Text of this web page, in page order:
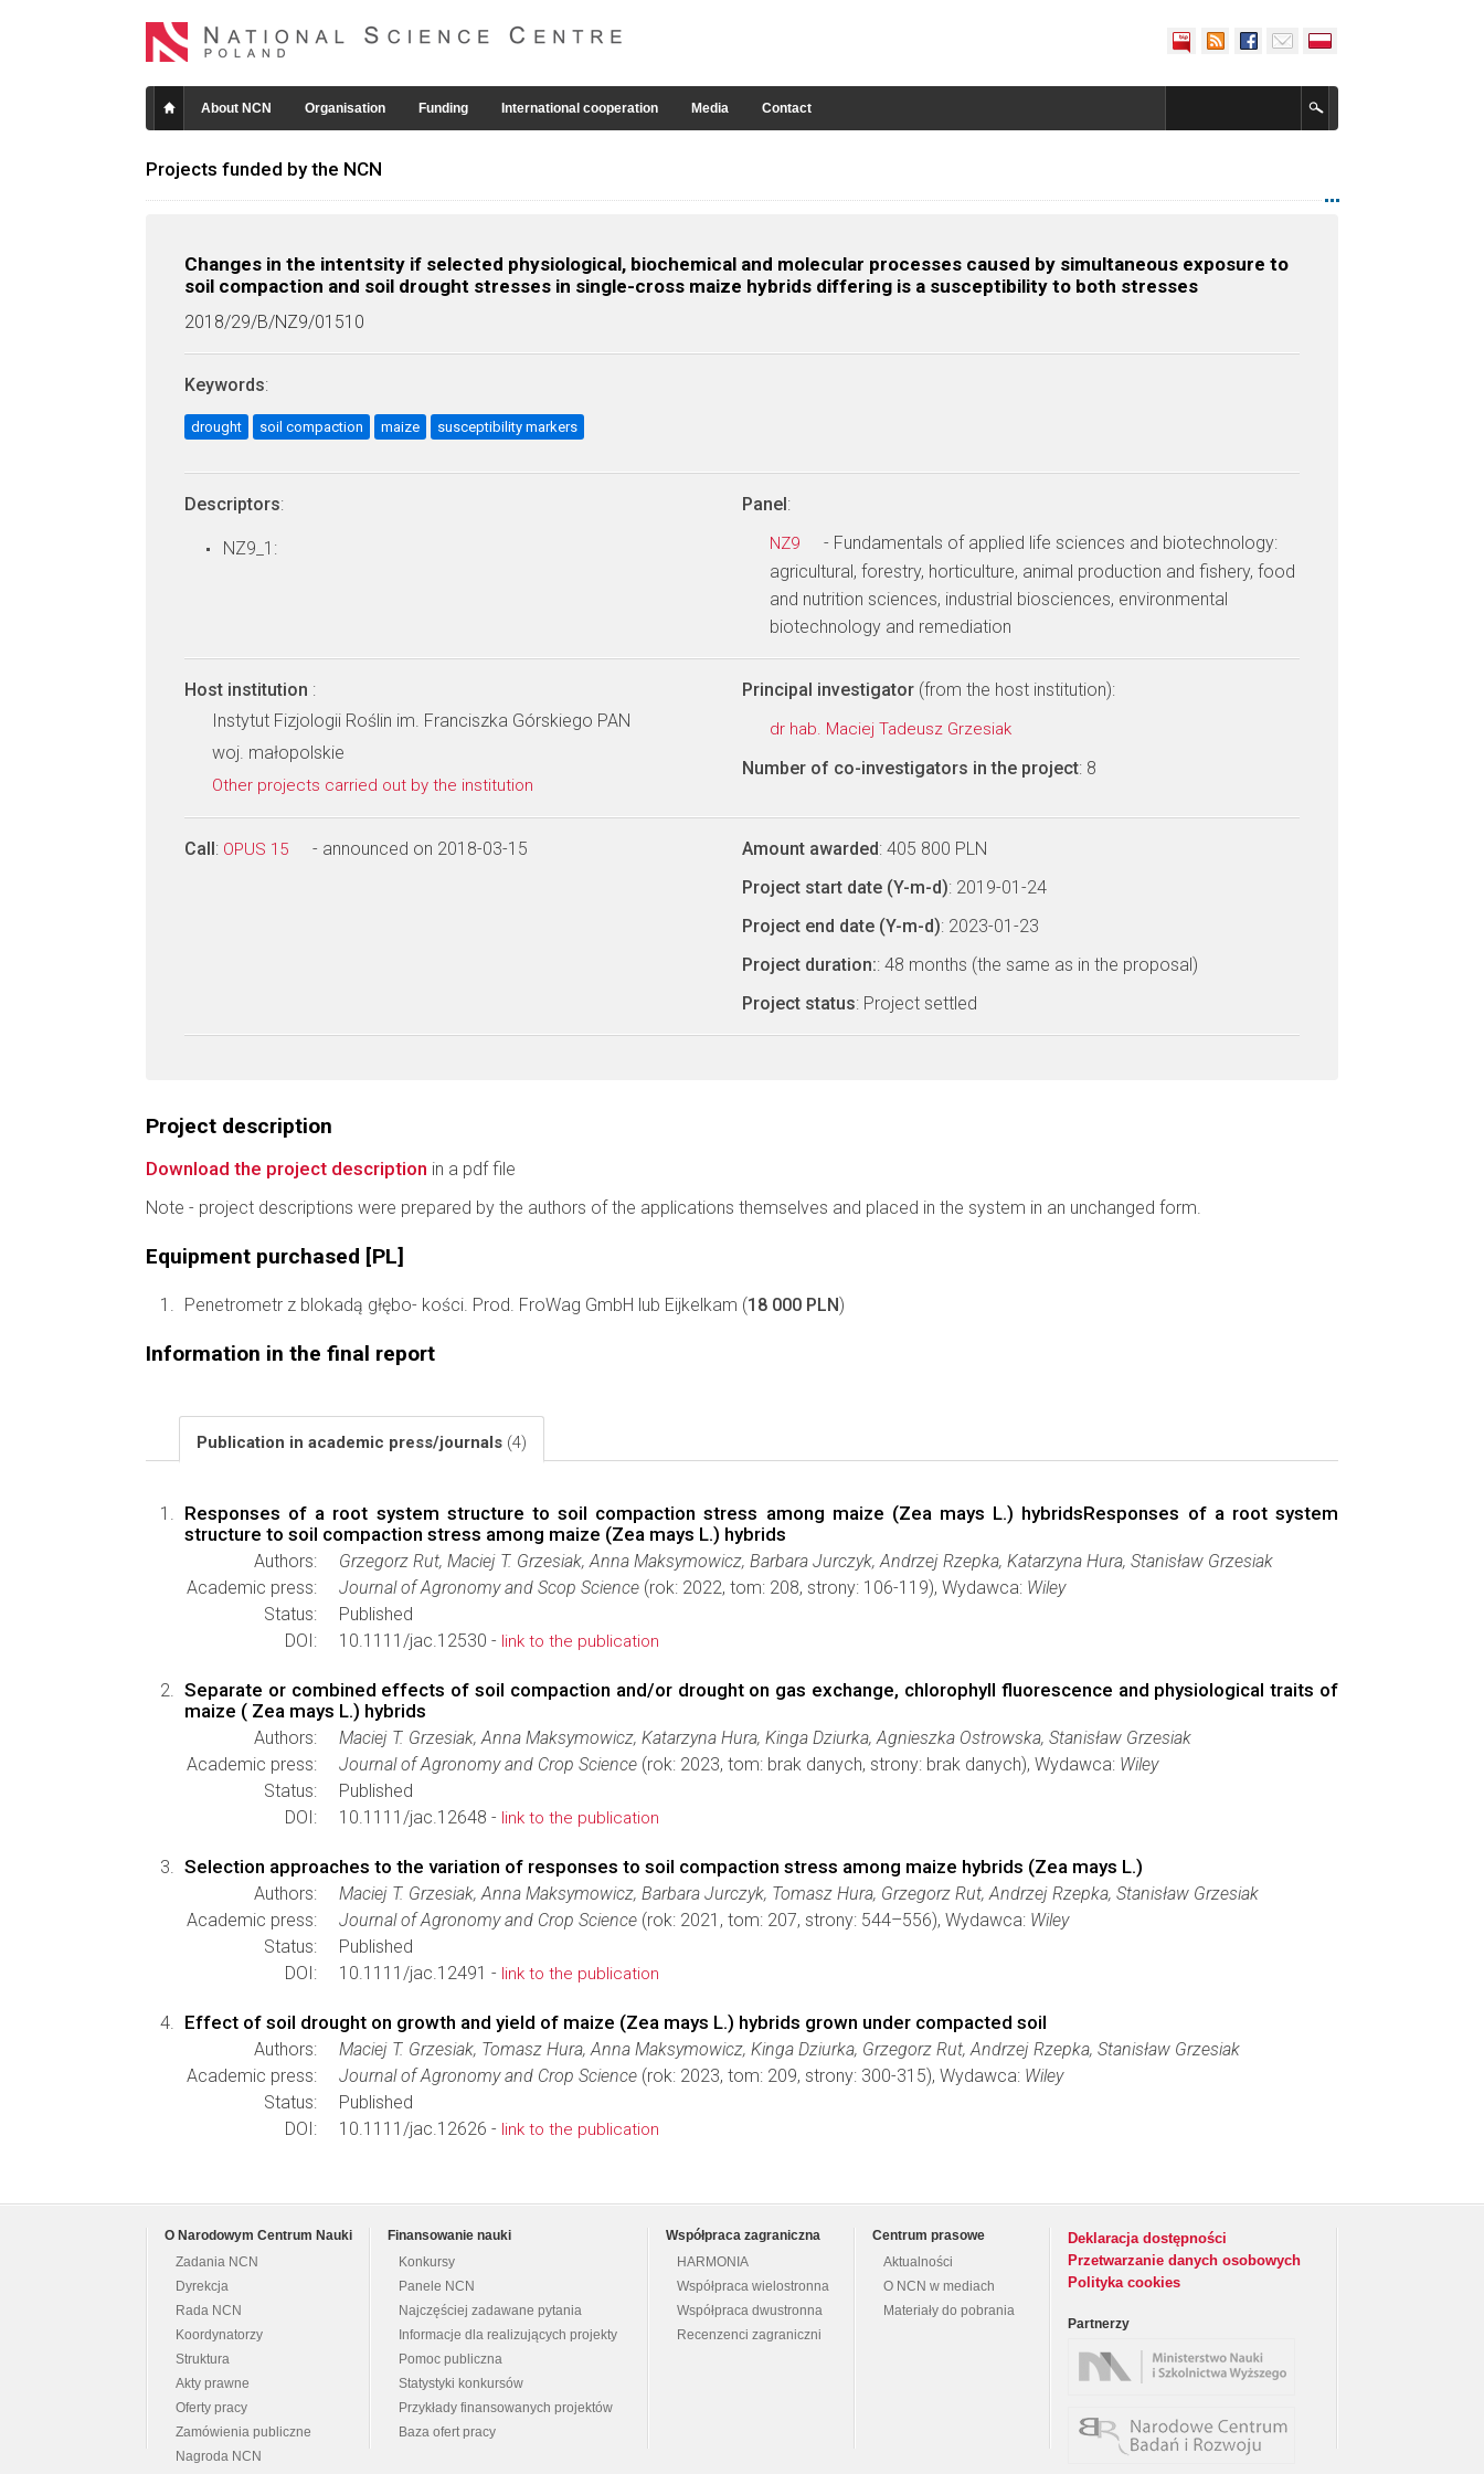
About NCN Organisation Funding International cooperation Media Contact
Projects funded by the NCN
Changes in the intentsity if selected physiological, biochemical and molecular processes caused by simultaneous exposure to
soil compaction and soil drought stresses in single-cross maize hybrids differing is a susceptibility to both stresses
2018/29/B/NZ9/01510
Keywords:
drought soil compaction maize susceptibility markers
Descriptors:
NZ9_1:
Panel:
NZ9
- Fundamentals of applied life sciences and biotechnology:
agricultural, forestry, horticulture, animal production and fishery, food
and nutrition sciences, industrial biosciences, environmental
biotechnology and remediation
Host institution :
Instytut Fizjologii Roślin im. Franciszka Górskiego PAN
woj. małopolskie
Other projects carried out by the institution
Principal investigator (from the host institution):
dr hab. Maciej Tadeusz Grzesiak
Number of co-investigators in the project: 8
Call: OPUS 15 - announced on 2018-03-15 Amount awarded: 405 800 PLN
Project start date (Y-m-d): 2019-01-24
Project end date (Y-m-d): 2023-01-23
Project duration:: 48 months (the same as in the proposal)
Project status: Project settled
Project description
Download the project description in a pdf file
Note - project descriptions were prepared by the authors of the applications themselves and placed in the system in an unchanged form.
Equipment purchased [PL]
Penetrometr z blokadą głębo- kości. Prod. FroWag GmbH lub Eijkelkam (18 000 PLN)
Information in the final report
Publication in academic press/journals (4)
Responses of a root system structure to soil compaction stress among maize (Zea mays L.) hybridsResponses of a root system
structure to soil compaction stress among maize (Zea mays L.) hybrids
Authors:
Grzegorz Rut, Maciej T. Grzesiak, Anna Maksymowicz, Barbara Jurczyk, Andrzej Rzepka, Katarzyna Hura, Stanisław Grzesiak
Academic press:
Journal of Agronomy and Scop Science (rok: 2022, tom: 208, strony: 106-119), Wydawca: Wiley
Status:
Published
DOI:
10.1111/jac.12530 - link to the publication
Separate or combined effects of soil compaction and/or drought on gas exchange, chlorophyll fluorescence and physiological traits of
maize ( Zea mays L.) hybrids
Authors:
Maciej T. Grzesiak, Anna Maksymowicz, Katarzyna Hura, Kinga Dziurka, Agnieszka Ostrowska, Stanisław Grzesiak
Academic press:
Journal of Agronomy and Crop Science (rok: 2023, tom: brak danych, strony: brak danych), Wydawca: Wiley
Status:
Published
DOI:
10.1111/jac.12648 - link to the publication
Selection approaches to the variation of responses to soil compaction stress among maize hybrids (Zea mays L.)
Authors:
Maciej T. Grzesiak, Anna Maksymowicz, Barbara Jurczyk, Tomasz Hura, Grzegorz Rut, Andrzej Rzepka, Stanisław Grzesiak
Academic press:
Journal of Agronomy and Crop Science (rok: 2021, tom: 207, strony: 544–556), Wydawca: Wiley
Status:
Published
DOI:
10.1111/jac.12491 - link to the publication
Effect of soil drought on growth and yield of maize (Zea mays L.) hybrids grown under compacted soil
Authors:
Maciej T. Grzesiak, Tomasz Hura, Anna Maksymowicz, Kinga Dziurka, Grzegorz Rut, Andrzej Rzepka, Stanisław Grzesiak
Academic press:
Journal of Agronomy and Crop Science (rok: 2023, tom: 209, strony: 300-315), Wydawca: Wiley
Status:
Published
DOI:
10.1111/jac.12626 - link to the publication
O Narodowym Centrum Nauki
Zadania NCN
Dyrekcja
Rada NCN
Koordynatorzy
Struktura
Akty prawne
Oferty pracy
Zamówienia publiczne
Nagroda NCN
Finansowanie nauki
Konkursy
Panele NCN
Najczęściej zadawane pytania
Informacje dla realizujących projekty
Pomoc publiczna
Statystyki konkursów
Przykłady finansowanych projektów
Baza ofert pracy
Współpraca zagraniczna
HARMONIA
Współpraca wielostronna
Współpraca dwustronna
Recenzenci zagraniczni
Centrum prasowe
Aktualności
O NCN w mediach
Materiały do pobrania
Deklaracja dostępności
Przetwarzanie danych osobowych
Polityka cookies
Partnerzy